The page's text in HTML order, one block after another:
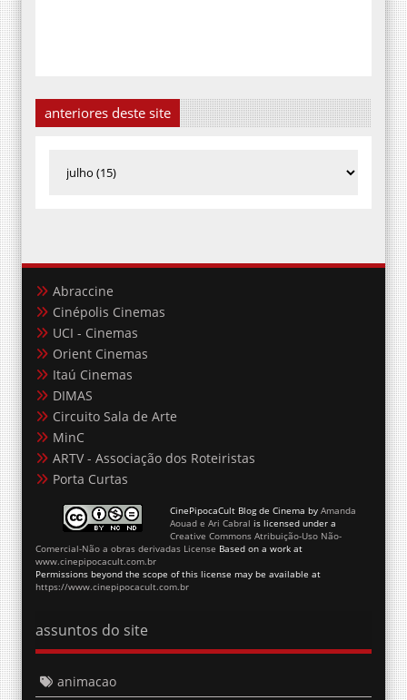
anteriores deste site
Abraccine
Cinépolis Cinemas
UCI - Cinemas
Orient Cinemas
Itaú Cinemas
DIMAS
Circuito Sala de Arte
MinC
ARTV - Associação dos Roteiristas
Porta Curtas
CinePipocaCult Blog de Cinema by Amanda
Aouad e Ari Cabral is licensed under a
Creative Commons Atribuição-Uso Não-
Comercial-Não a obras derivadas License Based on a work at
www.cinepipocacult.com.br
Permissions beyond the scope of this license may be available at
https://www.cinepipocacult.com.br
assuntos do site
animacao